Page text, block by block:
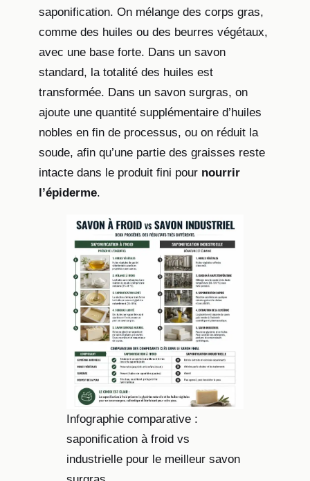
saponification. On mélange des corps gras,
comme des huiles ou des beurres végétaux,
avec une base forte. Dans un savon
standard, la totalité des huiles est
transformée. Dans un savon surgras, on
ajoute une quantité supplémentaire d’huiles
nobles en fin de processus, ou on réduit la
soude, afin qu’une partie des graisses reste
intacte dans le produit fini pour nourrir
l’épiderme.
Infographie comparative :
saponification à froid vs
industrielle pour le meilleur savon